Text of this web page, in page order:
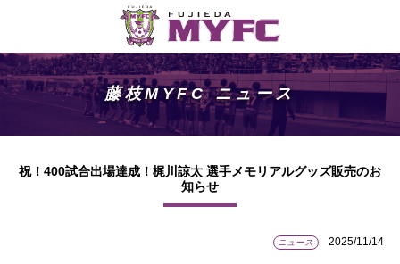
藤枝MYFC ニュース
祝！400試合出場達成！梶川諒太 選手メモリアルグッズ販売のお
知らせ
ニュース 2025/11/14